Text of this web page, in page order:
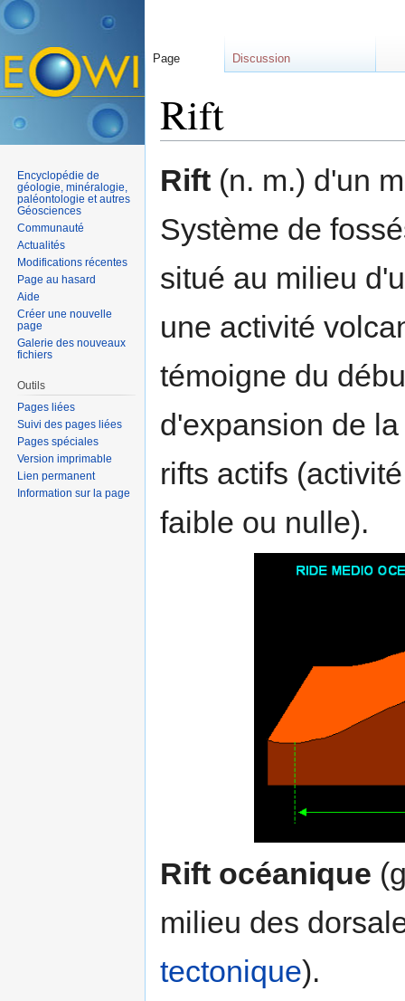
Rift
Rift (n. m.) d'un
Système de
situé au milieu
une activité
témoigne du
d'expansion de
rifts actifs
faible ou nulle).
Rift océanique
milieu des
tectonique).
Page Discussion
Encyclopédie de
géologie, minéralogie,
paléontologie et autres
Géosciences
Communauté
Actualités
Modifications récentes
Page au hasard
Aide
Créer une nouvelle
page
Galerie des nouveaux
fichiers
Outils
Pages liées
Suivi des pages liées
Pages spéciales
Version imprimable
Lien permanent
Information sur la page